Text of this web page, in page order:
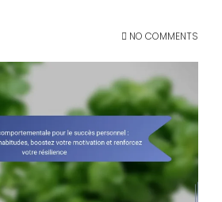
NO COMMENTS